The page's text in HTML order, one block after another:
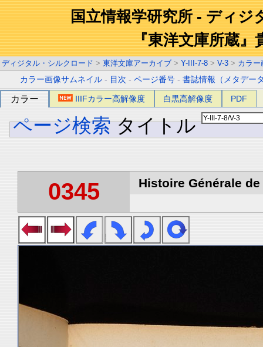
国立情報学研究所 - ディジ
『東洋文庫所蔵』
ディジタル・シルクロード > 東洋文庫アーカイブ > Y-III-7-8 > V-3 > カラー
カラー画像サムネイル - 目次 -ページ番号 -書誌情報（メタデー
カラー IIIFカラー高解像度 白黒高解像度 PDF
ページ検索 タイトル
0345 Histoire Générale